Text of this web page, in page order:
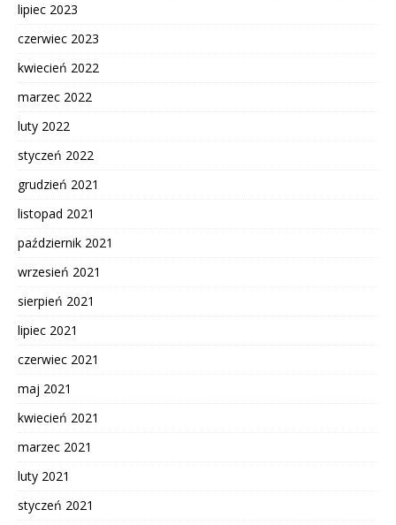
lipiec 2023
czerwiec 2023
kwiecień 2022
marzec 2022
luty 2022
styczeń 2022
grudzień 2021
listopad 2021
październik 2021
wrzesień 2021
sierpień 2021
lipiec 2021
czerwiec 2021
maj 2021
kwiecień 2021
marzec 2021
luty 2021
styczeń 2021